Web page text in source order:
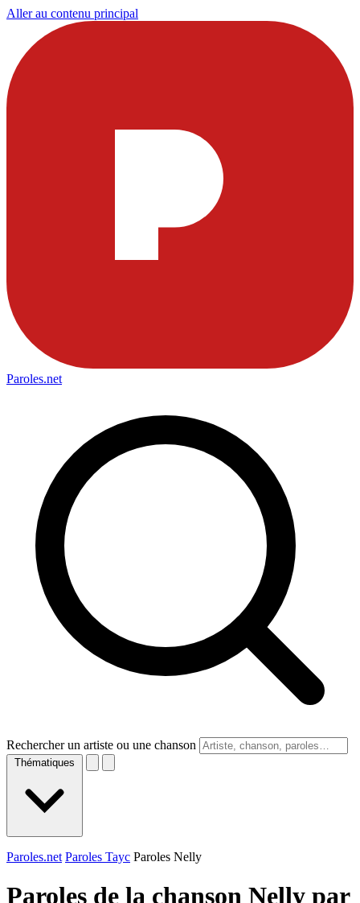
Aller au contenu principal
Paroles.net
Rechercher un artiste ou une chanson
Thématiques
Paroles.net Paroles Tayc Paroles Nelly
Paroles de la chanson Nelly par